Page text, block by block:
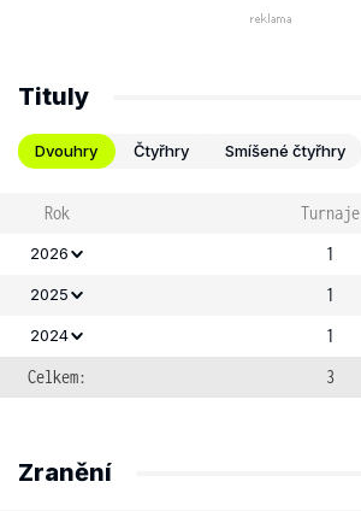
Tituly
Dvouhry Čtyřhry Smíšené čtyřhry
Rok Turnaje
2026 1
2025 1
2024
1
Celkem:
3
Zranění